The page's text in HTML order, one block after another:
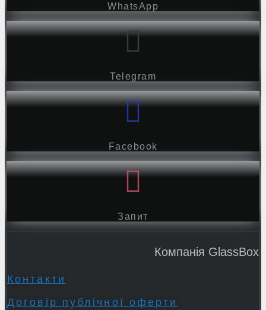
WhatsApp
Telegram
Facebook
Запит
Компанія GlassBox
Контакти
Договір публічної оферти